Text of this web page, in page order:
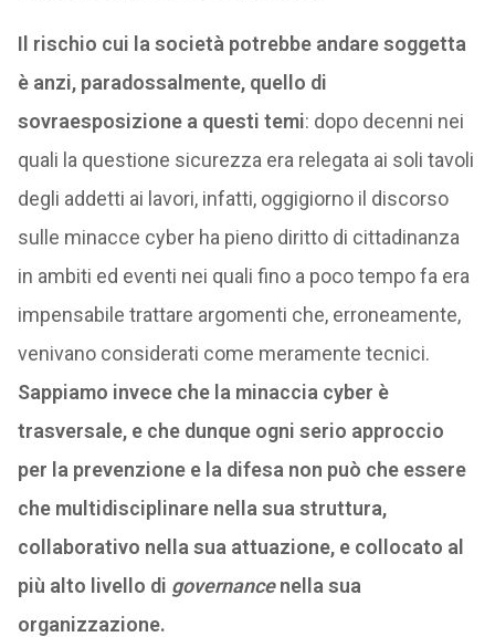
Il rischio cui la società potrebbe andare soggetta
è anzi, paradossalmente, quello di
sovraesposizione a questi temi: dopo decenni nei
quali la questione sicurezza era relegata ai soli tavoli
degli addetti ai lavori, infatti, oggigiorno il discorso
sulle minacce cyber ha pieno diritto di cittadinanza
in ambiti ed eventi nei quali fino a poco tempo fa era
impensabile trattare argomenti che, erroneamente,
venivano considerati come meramente tecnici.
Sappiamo invece che la minaccia cyber è
trasversale, e che dunque ogni serio approccio
per la prevenzione e la difesa non può che essere
che multidisciplinare nella sua struttura,
collaborativo nella sua attuazione, e collocato al
più alto livello di governancenella sua
organizzazione.